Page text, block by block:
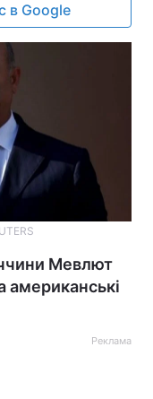
в Google
Мевлют
американські
Реклама